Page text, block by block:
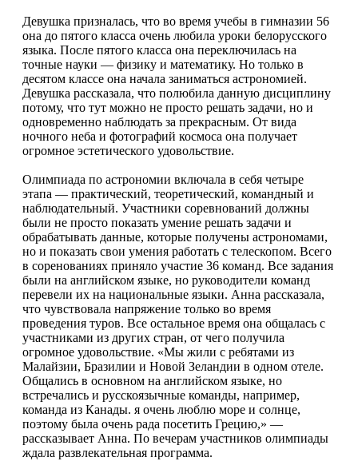
Девушка призналась, что во время учебы в гимназии 56
она до пятого класса очень любила уроки белорусского
языка. После пятого класса она переключилась на
точные науки — физику и математику. Но только в
десятом классе она начала заниматься астрономией.
Девушка рассказала, что полюбила данную дисциплину
потому, что тут можно не просто решать задачи, но и
одновременно наблюдать за прекрасным. От вида
ночного неба и фотографий космоса она получает
огромное эстетического удовольствие.
Олимпиада по астрономии включала в себя четыре
этапа — практический, теоретический, командный и
наблюдательный. Участники соревнований должны
были не просто показать умение решать задачи и
обрабатывать данные, которые получены астрономами,
но и показать свои умения работать с телескопом. Всего
в соренованиях приняло участие 36 команд. Все задания
были на английском языке, но руководители команд
перевели их на национальные языки. Анна рассказала,
что чувствовала напряжение только во время
проведения туров. Все остальное время она общалась с
участниками из других стран, от чего получила
огромное удовольствие. «Мы жили с ребятами из
Малайзии, Бразилии и Новой Зеландии в одном отеле.
Общались в основном на английском языке, но
встречались и русскоязычные команды, например,
команда из Канады. я очень люблю море и солнце,
поэтому была очень рада посетить Грецию,» —
рассказывает Анна. По вечерам участников олимпиады
ждала развлекательная программа.